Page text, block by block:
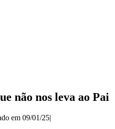
não nos leva ao Pai
em 09/01/25|